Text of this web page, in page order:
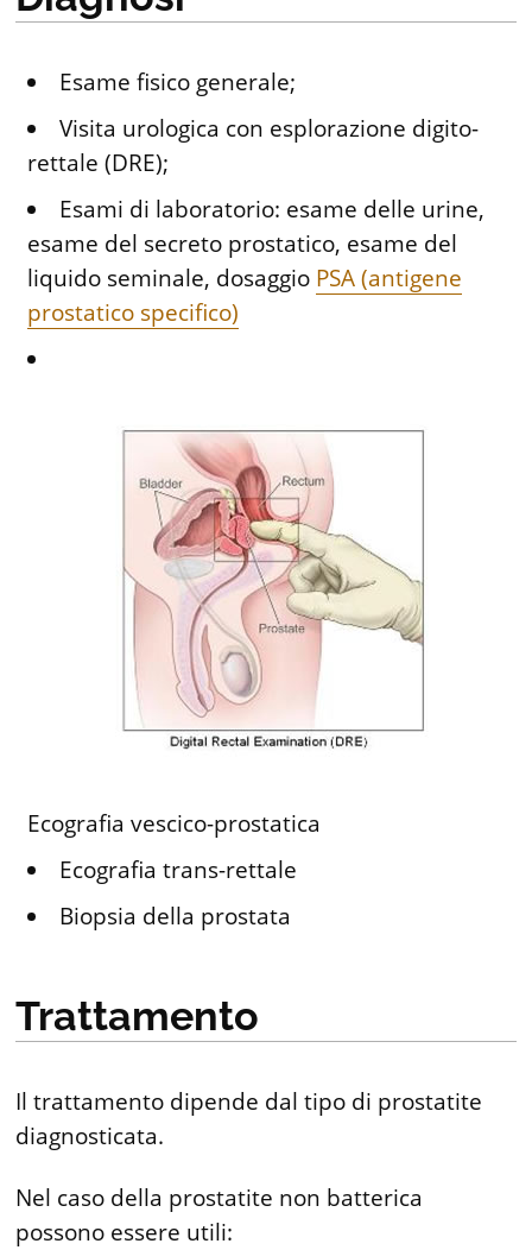
Esame fisico generale;
Visita urologica con esplorazione digito-
rettale (DRE);
Esami di laboratorio: esame delle urine,
esame del secreto prostatico, esame del
liquido seminale, dosaggio PSA (antigene
prostatico specifico)
Ecografia vescico-prostatica
Ecografia trans-rettale
Biopsia della prostata
Trattamento
Il trattamento dipende dal tipo di prostatite
diagnosticata.
Nel caso della prostatite non batterica
possono essere utili: